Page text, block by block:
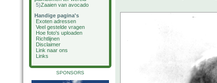
5)Zaaien van avocado
Handige pagina's
Exoten adressen
Veel gestelde vragen
Hoe foto's uploaden
Richtlijnen
Disclaimer
Link naar ons
Links
SPONSORS